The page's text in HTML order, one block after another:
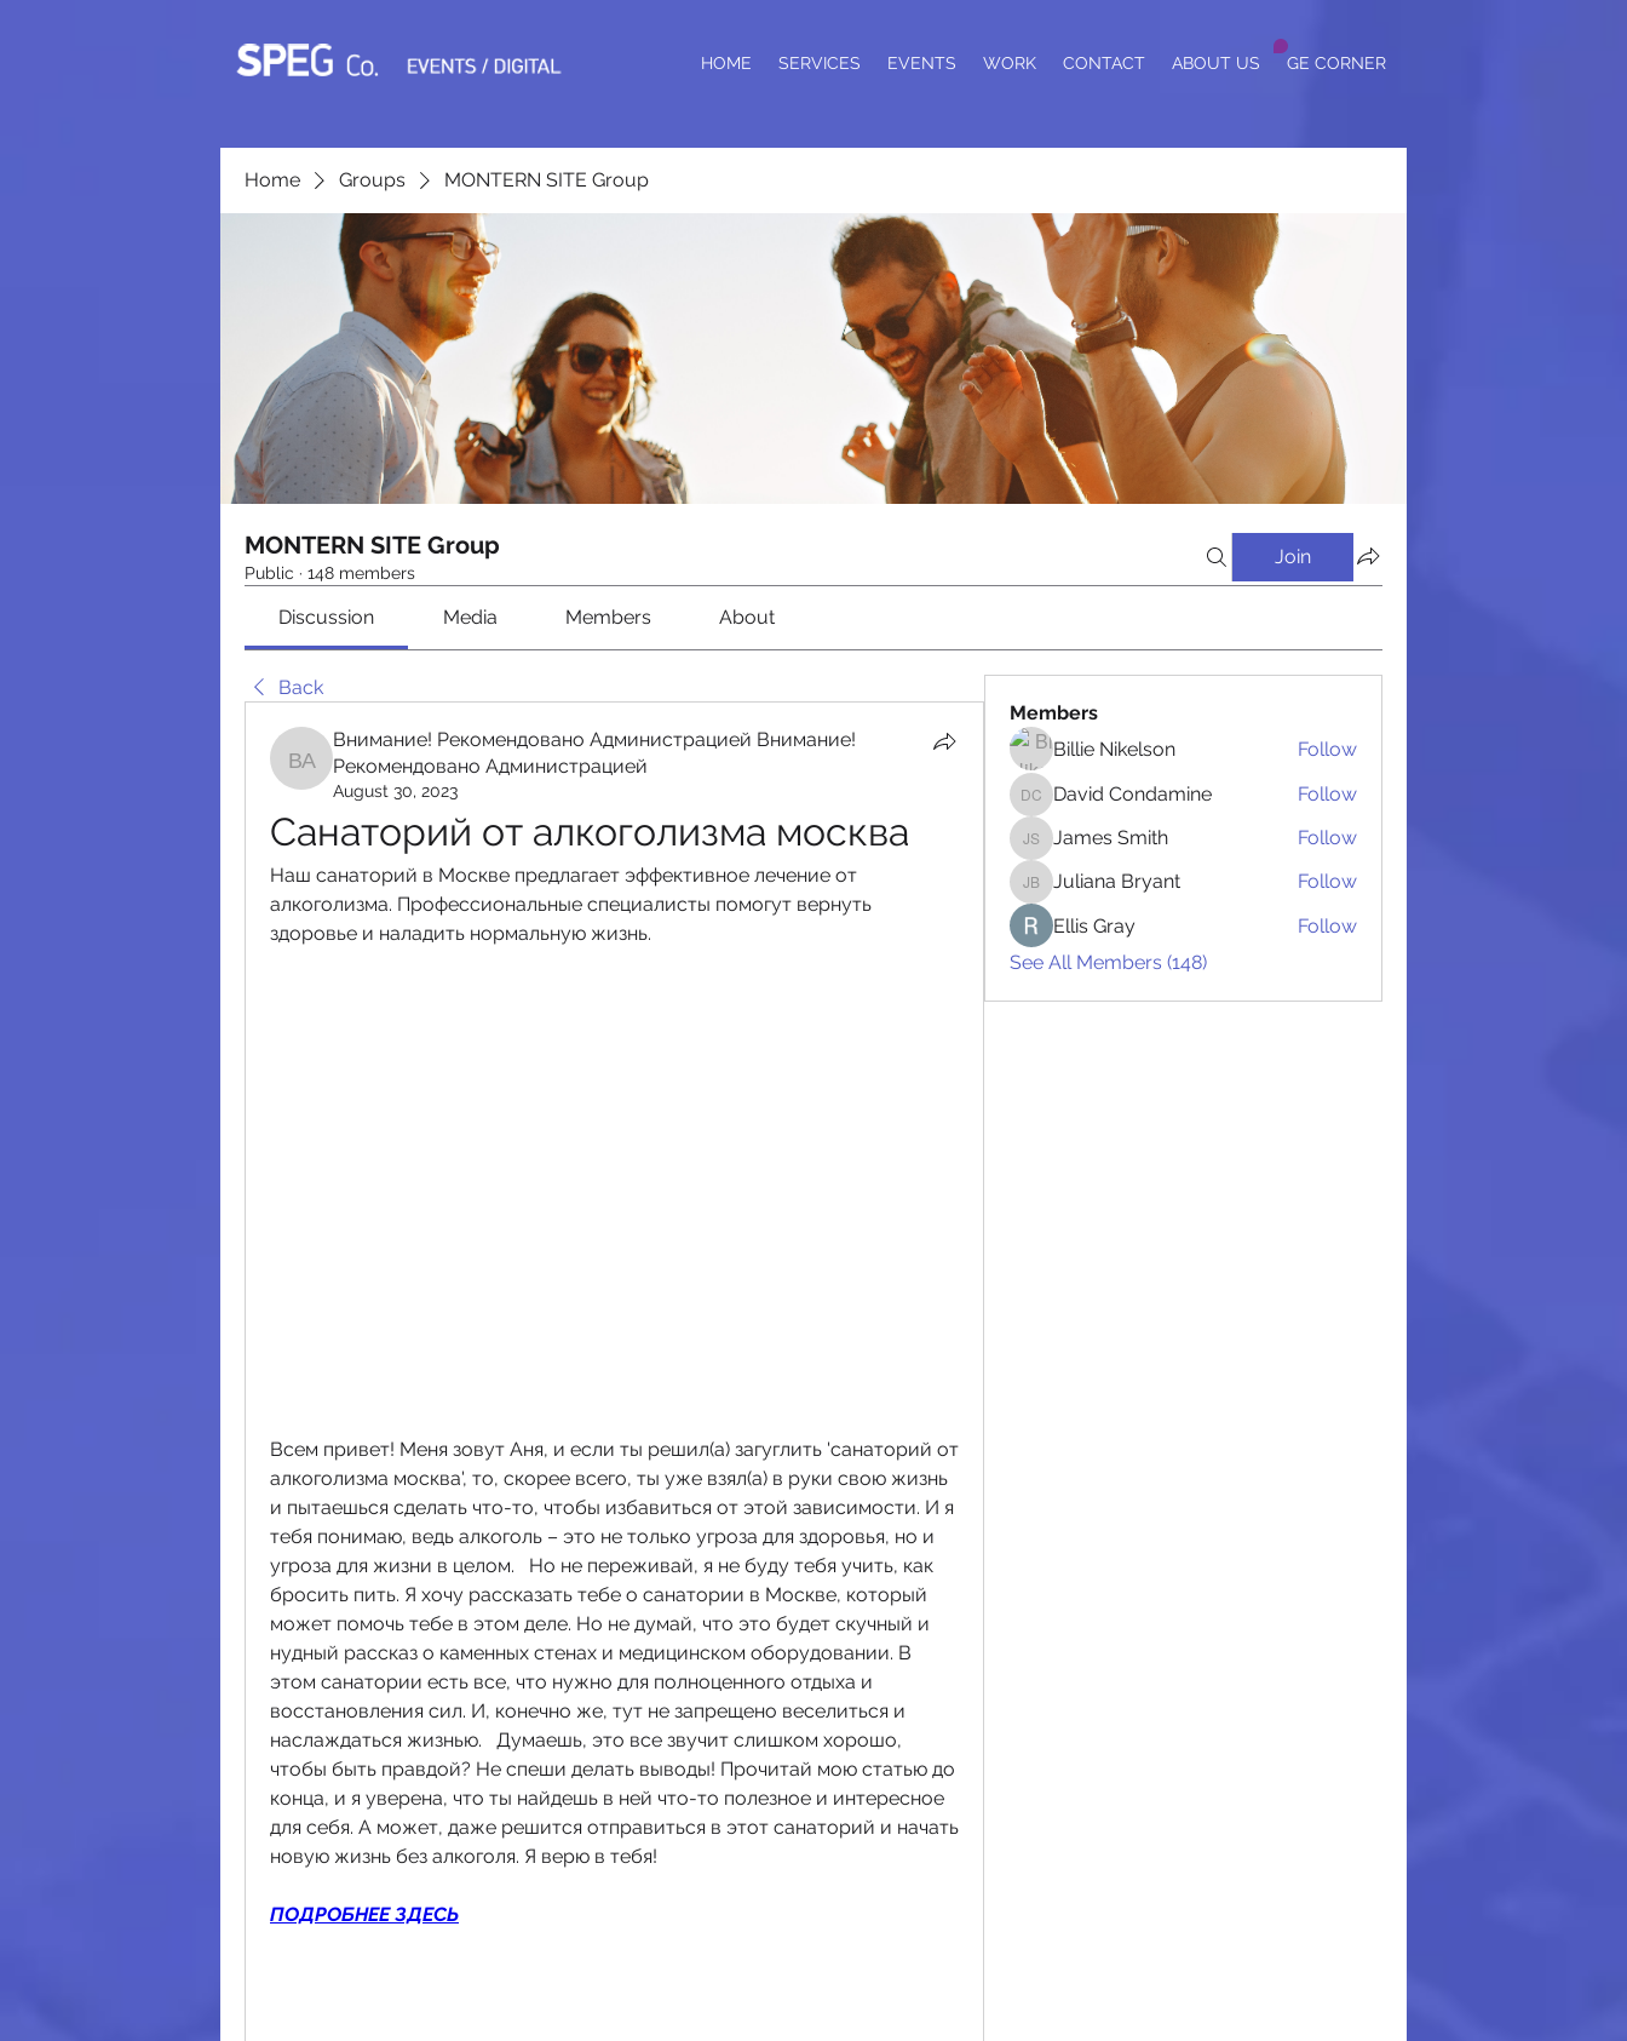
HOME SERVICES EVENTS WORK CONTACT ABOUT US GE CORNER
Home Groups MONTERN SITE Group
MONTERN SITE Group
Public · 148 members
Join
Discussion Media Members About
Back
Внимание! Рекомендовано Администрацией Внимание! Рекомендовано Администрацией
Внимание! Рекомендовано Администрацией Внимание!
Рекомендовано Администрацией
August 30, 2023
Санаторий от алкоголизма москва
Наш санаторий в Москве предлагает эффективное лечение от
алкоголизма. Профессиональные специалисты помогут вернуть
здоровье и наладить нормальную жизнь.
Всем привет! Меня зовут Аня, и если ты решил(а) загуглить 'санаторий от
алкоголизма москва', то, скорее всего, ты уже взял(а) в руки свою жизнь
и пытаешься сделать что-то, чтобы избавиться от этой зависимости. И я
тебя понимаю, ведь алкоголь – это не только угроза для здоровья, но и
угроза для жизни в целом.   Но не переживай, я не буду тебя учить, как
бросить пить. Я хочу рассказать тебе о санатории в Москве, который
может помочь тебе в этом деле. Но не думай, что это будет скучный и
нудный рассказ о каменных стенах и медицинском оборудовании. В
этом санатории есть все, что нужно для полноценного отдыха и
восстановления сил. И, конечно же, тут не запрещено веселиться и
наслаждаться жизнью.   Думаешь, это все звучит слишком хорошо,
чтобы быть правдой? Не спеши делать выводы! Прочитай мою статью до
конца, и я уверена, что ты найдешь в ней что-то полезное и интересное
для себя. А может, даже решится отправиться в этот санаторий и начать
новую жизнь без алкоголя. Я верю в тебя!
ПОДРОБНЕЕ ЗДЕСЬ
Members
Billie Nikelson
Follow
David Condamine
David Condamine Follow
James Smith
James Smith Follow
Juliana Bryant
Juliana Bryant
Follow
Ellis Gray
Follow
See All Members (148)